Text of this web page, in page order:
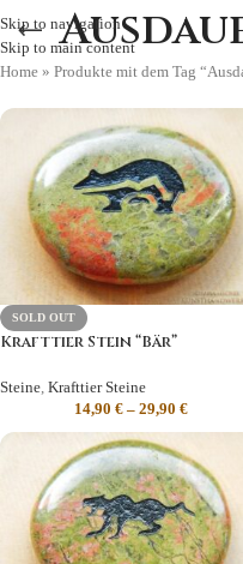
Skip to navigation
Skip to main content
Home » Produkte mit dem Tag
SOLD OUT
Krafttier Stein “Bär”
Steine, Krafttier Steine
14,90 € – 29,90 €